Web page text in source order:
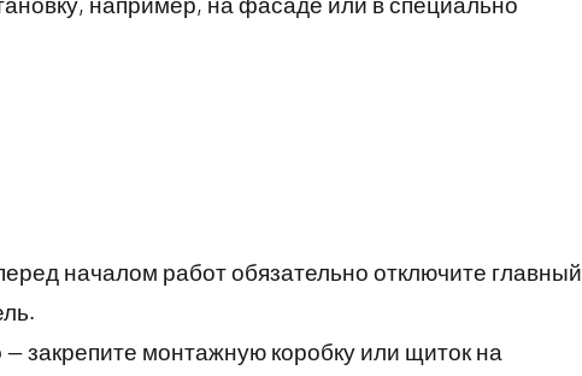
началом работ обязательно отключите главный
— закрепите монтажную коробку или щиток на